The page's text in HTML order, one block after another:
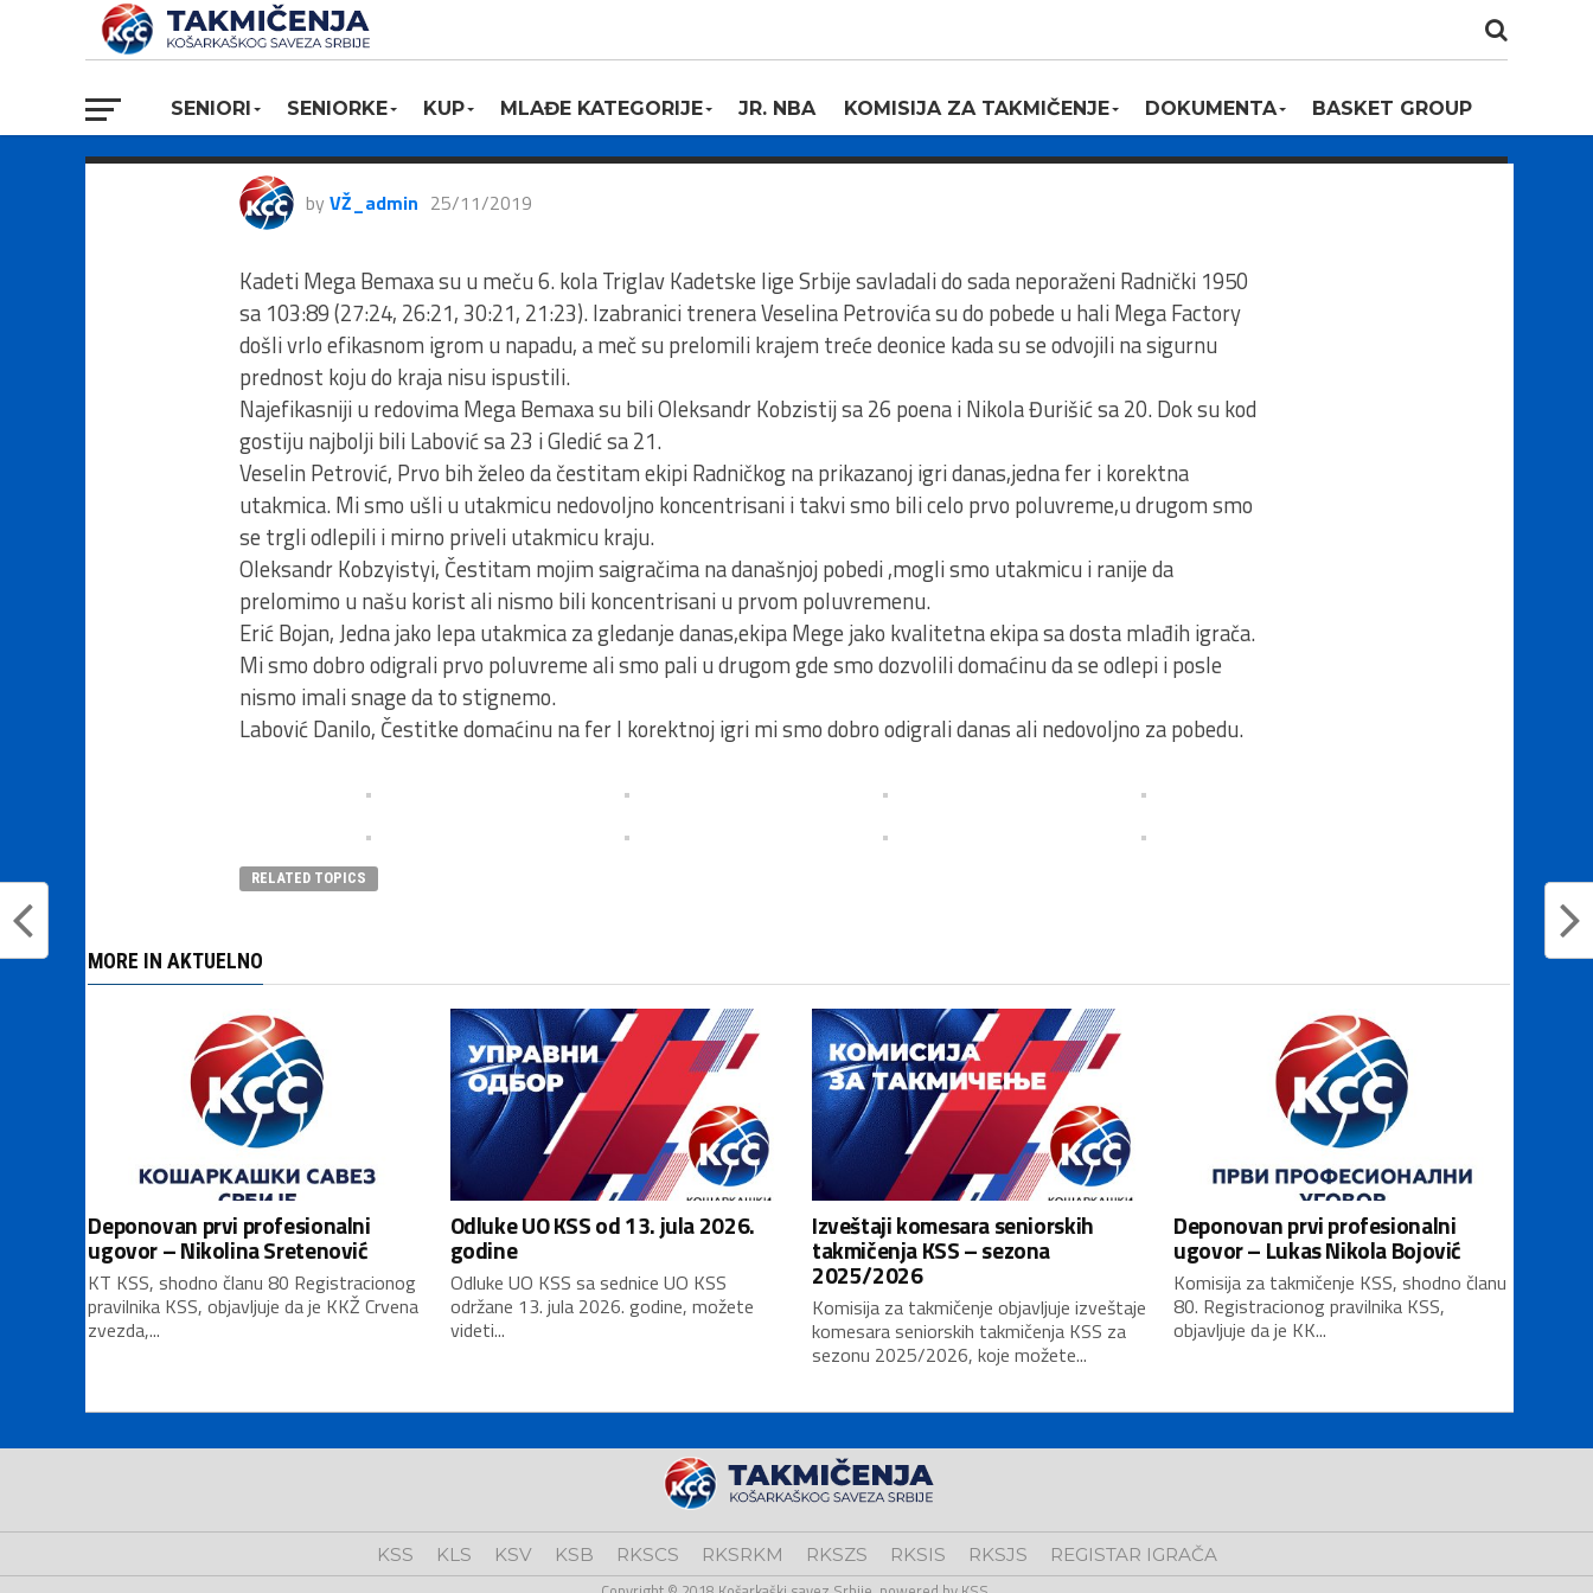
SENIORI SENIORKE KUP MLAĐE KATEGORIJE JR. NBA KOMISIJA ZA TAKMIČENJE DOKUMENTA BASKET GROUP
Radni;ki 1950, 103:89
by VŽ_admin 25/11/2019
Kadeti Mega Bemaxa su u meču 6. kola Triglav Kadetske lige Srbije savladali do sada neporaženi Radnički 1950
sa 103:89 (27:24, 26:21, 30:21, 21:23). Izabranici trenera Veselina Petrovića su do pobede u hali Mega Factory
došli vrlo efikasnom igrom u napadu, a meč su prelomili krajem treće deonice kada su se odvojili na sigurnu
prednost koju do kraja nisu ispustili.
Najefikasniji u redovima Mega Bemaxa su bili Oleksandr Kobzistij sa 26 poena i Nikola Đurišić sa 20. Dok su kod
gostiju najbolji bili Labović sa 23 i Gledić sa 21.
Veselin Petrović, Prvo bih želeo da čestitam ekipi Radničkog na prikazanoj igri danas,jedna fer i korektna
utakmica. Mi smo ušli u utakmicu nedovoljno koncentrisani i takvi smo bili celo prvo poluvreme,u drugom smo
se trgli odlepili i mirno priveli utakmicu kraju.
Oleksandr Kobzyistyi, Čestitam mojim saigračima na današnjoj pobedi ,mogli smo utakmicu i ranije da
prelomimo u našu korist ali nismo bili koncentrisani u prvom poluvremenu.
Erić Bojan, Jedna jako lepa utakmica za gledanje danas,ekipa Mege jako kvalitetna ekipa sa dosta mlađih igrača.
Mi smo dobro odigrali prvo poluvreme ali smo pali u drugom gde smo dozvolili domaćinu da se odlepi i posle
nismo imali snage da to stignemo.
Labović Danilo, Čestitke domaćinu na fer I korektnoj igri mi smo dobro odigrali danas ali nedovoljno za pobedu.
RELATED TOPICS
MORE IN AKTUELNO
Deponovan prvi profesionalni
ugovor – Nikolina Sretenović
KT KSS, shodno članu 80 Registracionog
pravilnika KSS, objavljuje da je KKŽ Crvena
zvezda,...
Odluke UO KSS od 13. jula 2026.
godine
Odluke UO KSS sa sednice UO KSS
održane 13. jula 2026. godine, možete
videti...
Izveštaji komesara seniorskih
takmičenja KSS – sezona
2025/2026
Komisija za takmičenje objavljuje izveštaje
komesara seniorskih takmičenja KSS za
sezonu 2025/2026, koje možete...
Deponovan prvi profesionalni
ugovor – Lukas Nikola Bojović
Komisija za takmičenje KSS, shodno članu
80. Registracionog pravilnika KSS,
objavljuje da je KK...
KSS KLS KSV KSB RKSCS RKSRKM RKSZS RKSIS RKSJS REGISTAR IGRAČA